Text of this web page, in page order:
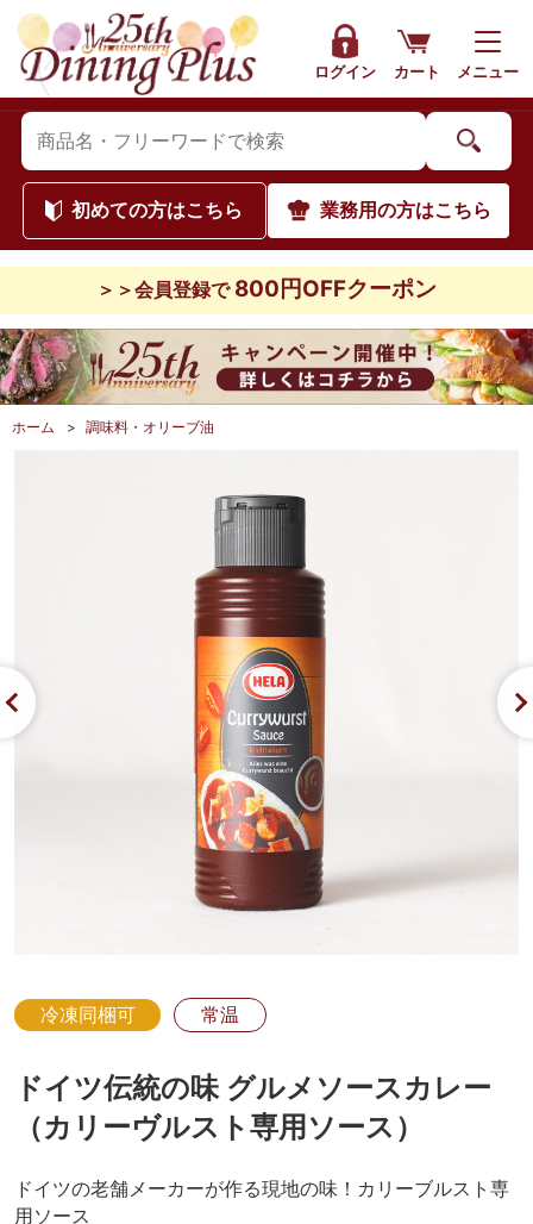
ログイン カート メニュー
初めての方はこちら 業務用の方はこちら
＞＞会員登録で 800円OFFクーポン
ホーム > 調味料・オリーブ油
冷凍同梱可 常温
ドイツ伝統の味 グルメソースカレー
（カリーヴルスト専用ソース）
ドイツの老舗メーカーが作る現地の味！カリーブルスト専
用ソース